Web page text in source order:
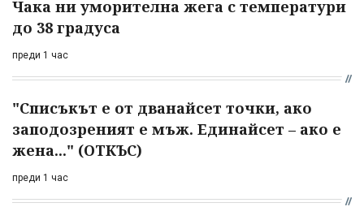
Чака ни уморителна жега с температури
до 38 градуса
преди 1 час
"Списъкът е от дванайсет точки, ако
заподозреният е мъж. Единайсет – ако е
жена..." (ОТКЪС)
преди 1 час